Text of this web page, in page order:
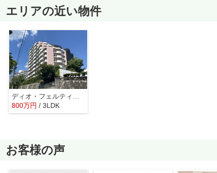
エリアの近い物件
800万円 / 3LDK
お客様の声